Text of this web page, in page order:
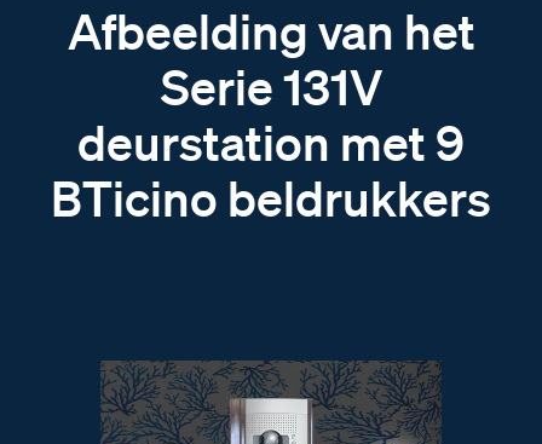
Afbeelding van het
Serie 131V
deurstation met 9
BTicino beldrukkers